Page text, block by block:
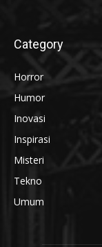
Category
Horror
Humor
Inovasi
Inspirasi
Misteri
Tekno
Umum